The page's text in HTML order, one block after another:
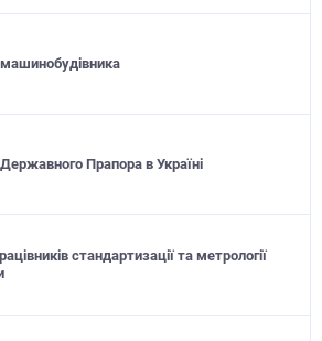
Прапора в Україні
стандартизації та метрології